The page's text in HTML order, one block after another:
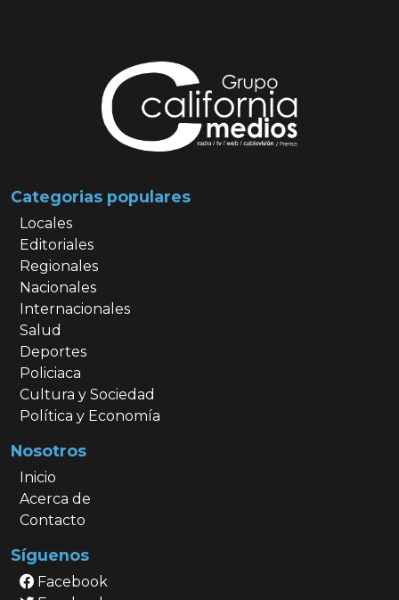
Categorias populares
Locales
Editoriales
Regionales
Nacionales
Internacionales
Salud
Deportes
Policiaca
Cultura y Sociedad
Política y Economía
Nosotros
Inicio
Acerca de
Contacto
Síguenos
Facebook